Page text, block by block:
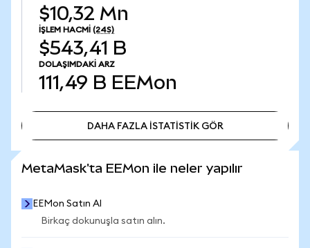
$10,32 Mn
İŞLEM HACMI (24S)
$543,41 B
DOLAŞIMDAKI ARZ
111,49 B EEMon
DAHA FAZLA İSTATİSTİK GÖR
MetaMask'ta EEMon ile neler yapılır
EEMon Satın Al
Birkaç dokunuşla satın alın.